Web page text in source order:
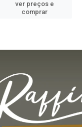
ver preços e
comprar